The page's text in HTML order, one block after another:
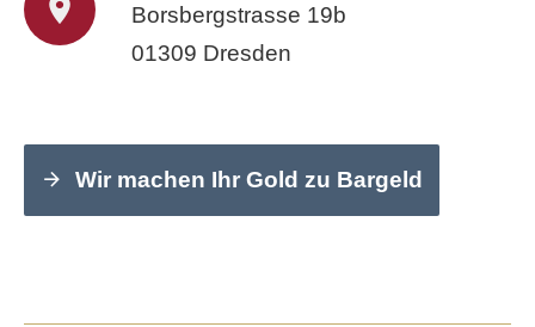
Borsbergstrasse 19b
01309 Dresden
Wir machen Ihr Gold zu Bargeld